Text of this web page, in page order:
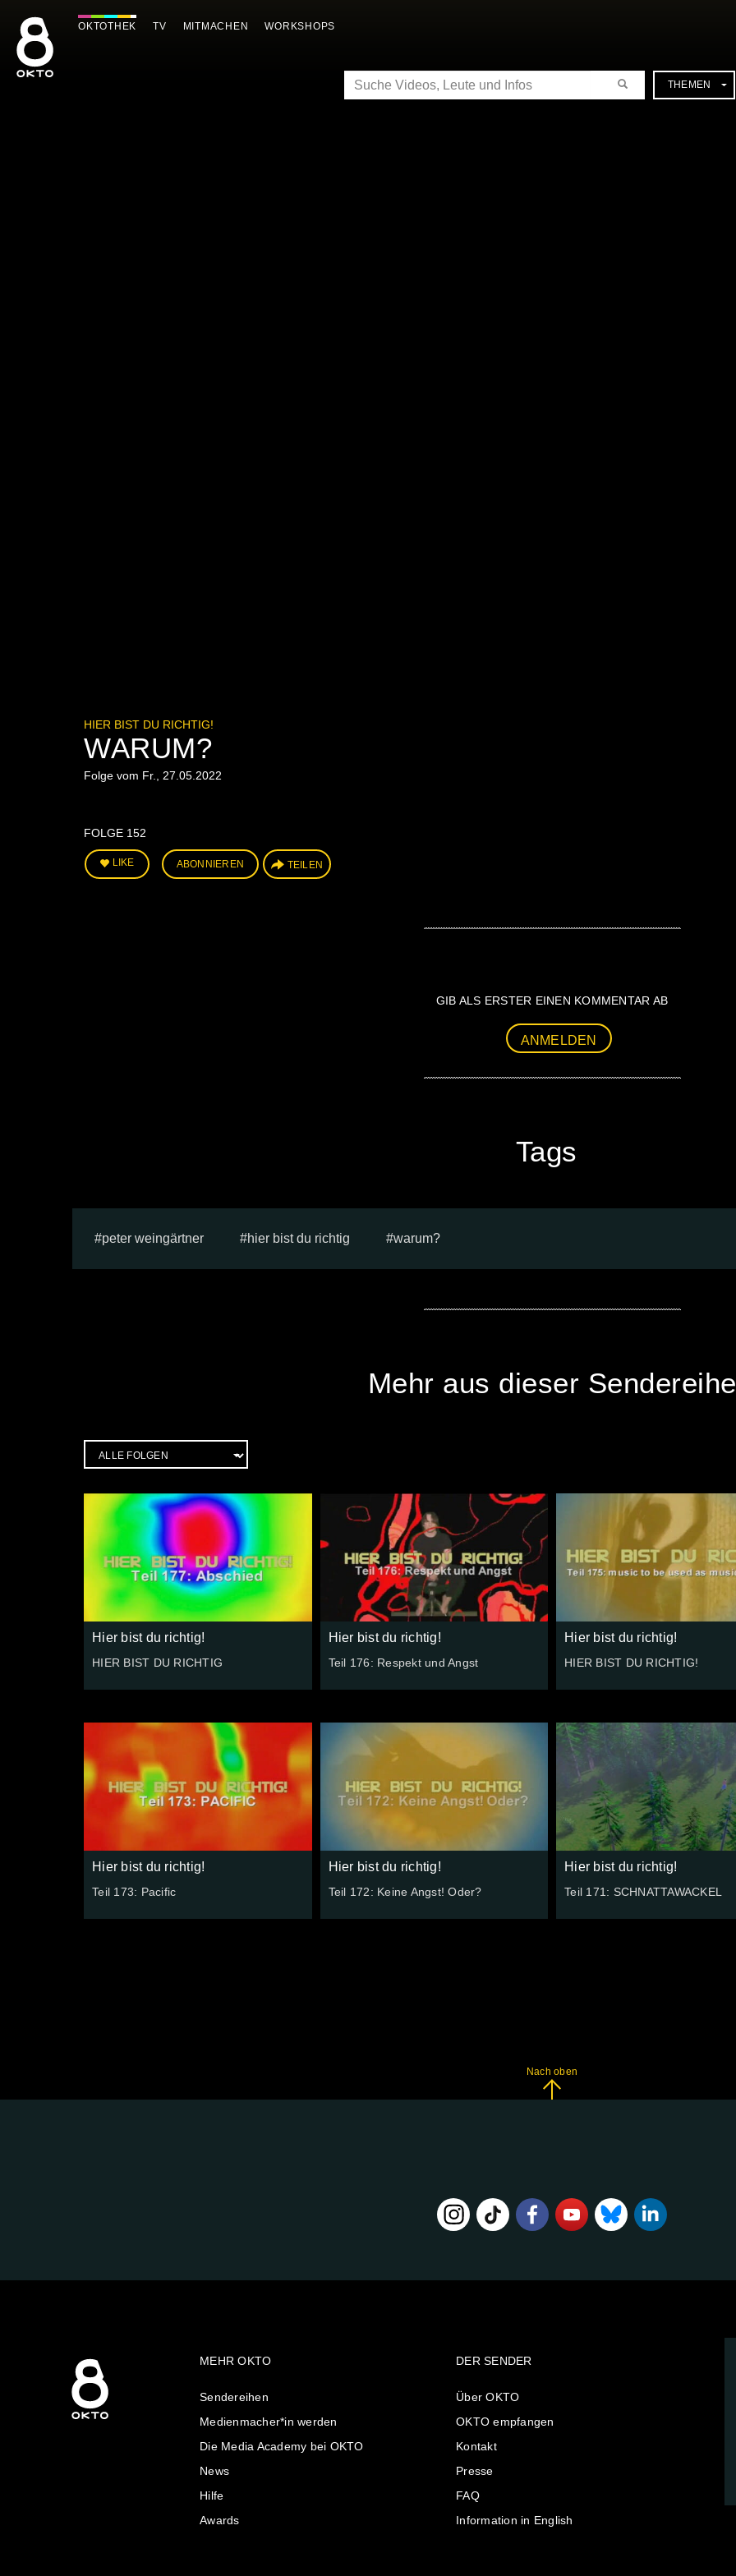
Inhalt
springen
OKTOTHEK TV MITMACHEN WORKSHOPS
SUCHE THEMEN
HIER BIST DU RICHTIG!
WARUM?
Folge vom Fr., 27.05.2022
FOLGE 152
LIKE ABONNIEREN TEILEN
GIB ALS ERSTER EINEN KOMMENTAR AB
ANMELDEN
Tags
peter weingärtner hier bist du richtig warum?
Mehr aus dieser Sendereihe
Hier bist du richtig!
HIER BIST DU RICHTIG
Hier bist du richtig!
Teil 176: Respekt und Angst
Hier bist du richtig!
HIER BIST DU RICHTIG!
Hier bist du richtig!
Teil 173: Pacific
Hier bist du richtig!
Teil 172: Keine Angst! Oder?
Hier bist du richtig!
Teil 171: SCHNATTAWACKEL
Nach oben
MEHR OKTO
Sendereihen
Medienmacher*in werden
Die Media Academy bei OKTO
News
Hilfe
Awards
DER SENDER
Über OKTO
OKTO empfangen
Kontakt
Presse
FAQ
Information in English